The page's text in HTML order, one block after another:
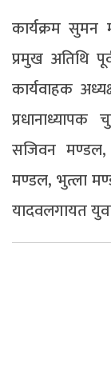
कार्यक्रम सुमन
प्रमुख अतिथि
कार्यवाहक
सजिवन
मण्डल, भुत्ला
यादवलगायत